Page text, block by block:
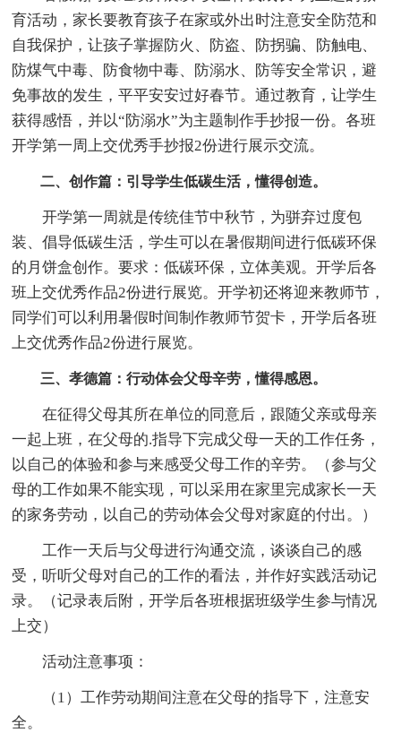
育活动，家长要教育孩子在家或外出时注意安全防范和
自我保护，让孩子掌握防火、防盗、防拐骗、防触电、
防煤气中毒、防食物中毒、防溺水、防等安全常识，避
免事故的发生，平平安安过好春节。通过教育，让学生
获得感悟，并以“防溺水”为主题制作手抄报一份。各班
开学第一周上交优秀手抄报2份进行展示交流。
二、创作篇：引导学生低碳生活，懂得创造。
开学第一周就是传统佳节中秋节，为骈弃过度包
装、倡导低碳生活，学生可以在暑假期间进行低碳环保
的月饼盒创作。要求：低碳环保，立体美观。开学后各
班上交优秀作品2份进行展览。开学初还将迎来教师节，
同学们可以利用暑假时间制作教师节贺卡，开学后各班
上交优秀作品2份进行展览。
三、孝德篇：行动体会父母辛劳，懂得感恩。
在征得父母其所在单位的同意后，跟随父亲或母亲
一起上班，在父母的.指导下完成父母一天的工作任务，
以自己的体验和参与来感受父母工作的辛劳。（参与父
母的工作如果不能实现，可以采用在家里完成家长一天
的家务劳动，以自己的劳动体会父母对家庭的付出。）
工作一天后与父母进行沟通交流，谈谈自己的感
受，听听父母对自己的工作的看法，并作好实践活动记
录。（记录表后附，开学后各班根据班级学生参与情况
上交）
活动注意事项：
（1）工作劳动期间注意在父母的指导下，注意安
全。